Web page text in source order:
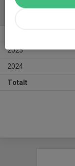
2025
2024
Totalt